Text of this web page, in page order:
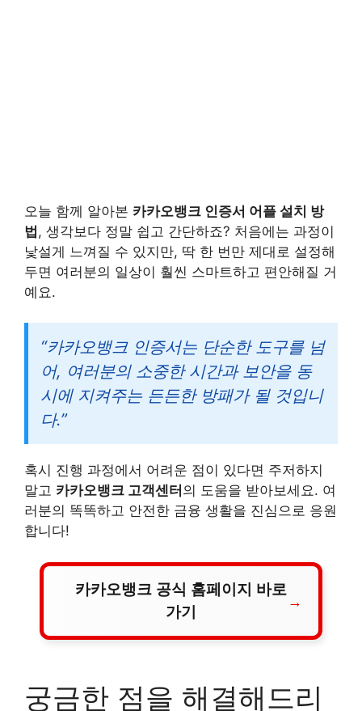
오늘 함께 알아본 카카오뱅크 인증서 어플 설치 방
법, 생각보다 정말 쉽고 간단하죠? 처음에는 과정이
낯설게 느껴질 수 있지만, 딱 한 번만 제대로 설정해
두면 여러분의 일상이 훨씬 스마트하고 편안해질 거
예요.
“카카오뱅크 인증서는 단순한 도구를 넘
어, 여러분의 소중한 시간과 보안을 동
시에 지켜주는 든든한 방패가 될 것입니
다.”
혹시 진행 과정에서 어려운 점이 있다면 주저하지
말고 카카오뱅크 고객센터 의 도움을 받아보세요. 여
러분의 똑똑하고 안전한 금융 생활을 진심으로 응원
합니다!
카카오뱅크 공식 홈페이지 바로
가기
궁금한 점을 해결해드리